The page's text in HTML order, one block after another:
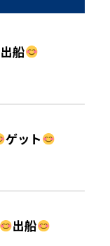
出船
ゲット
出船